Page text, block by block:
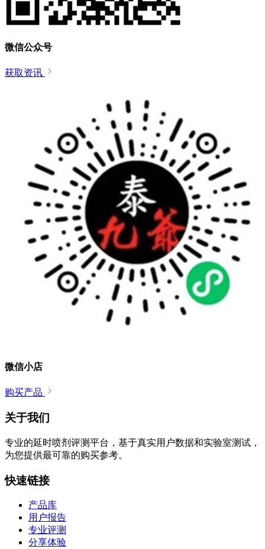
微信公众号
获取资讯
微信小店
购买产品
关于我们
专业的延时喷剂评测平台，基于真实用户数据和实验室测试，
为您提供最可靠的购买参考。
快速链接
产品库
用户报告
专业评测
分享体验